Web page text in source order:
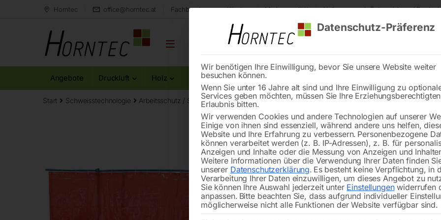
Horntec office@horntec.at Fachberatung aus Kärnten Markenqualität Lieferung nach Österreich und
Angebote Druckluft Holz Metall Reinigung
Start Schweisstechnologie Arbeitsschutz / Schweißerschutz Schweißerschutzwand 3-teilig, mit Folienvorhang, rot,
🔍
Datenschutz-Präferenz
Wir benötigen Ihre Einwilligung, bevor Sie unsere Website weiter
besuchen können.
Wenn Sie unter 16 Jahre alt sind und Ihre Einwilligung zu
Services geben möchten, müssen Sie Ihre
Erlaubnis bitten.
Wir verwenden Cookies und andere Technologien auf unserer
Einige von ihnen sind essenziell, während andere uns helfen,
Website und Ihre Erfahrung zu verbessern. Personenbezogene
können verarbeitet werden (z. B. IP-Adressen), z. B. für
Anzeigen und Inhalte oder die Messung von Anzeigen und
Weitere Informationen über die Verwendung Ihrer Daten finden
unserer Datenschutzerklärung. Es besteht keine Verpflichtung, in
Verarbeitung Ihrer Daten einzuwilligen, um dieses Angebot zu
Sie können Ihre Auswahl jederzeit unter Einstellungenwiderrufen
anpassen. Bitte beachten Sie, dass aufgrund individueller
möglicherweise nicht alle Funktionen der Website verfügbar sind.